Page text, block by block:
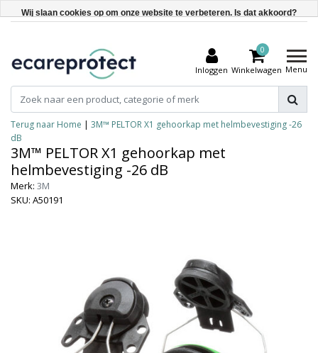
Inloggen
0
Winkelwagen Menu
Terug naar Home | 3M™ PELTOR X1 gehoorkap met helmbevestiging -26
dB
3M™ PELTOR X1 gehoorkap met
helmbevestiging -26 dB
Merk: 3M
SKU: A50191
Wij slaan cookies op om onze website te verbeteren. Is dat akkoord?